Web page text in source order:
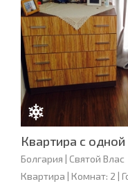
Квартира с
Болгария | Святой Влас
Квартира | Комнат: 2 |